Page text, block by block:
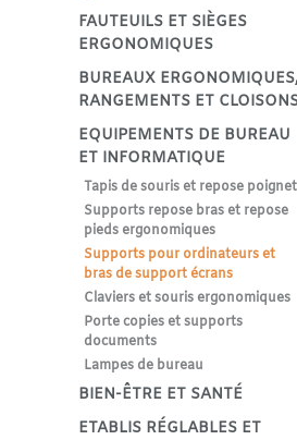
FAUTEUILS ET SIÈGES
ERGONOMIQUES
BUREAUX ERGONOMIQUES,
RANGEMENTS ET
EQUIPEMENTS DE BUREAU
ET INFORMATIQUE
Tapis de souris et repose
Supports repose bras et repose
pieds ergonomiques
Supports pour ordinateurs et
bras de support écrans
Claviers et souris ergonomiques
Porte copies et supports
documents
Lampes de bureau
BIEN-ÊTRE ET SANTÉ
ETABLIS RÉGLABLES ET